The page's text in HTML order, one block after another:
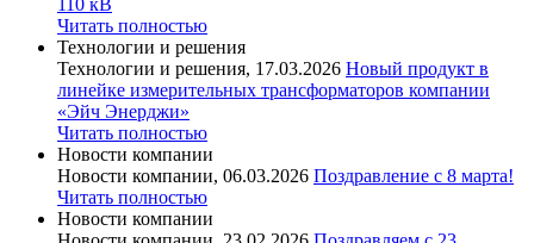
Читать полностью
Технологии и решения
Технологии и решения, 17.03.2026 Новый продукт в
линейке измерительных трансформаторов компании
«Эйч Энерджи»
Читать полностью
Новости компании
Новости компании, 06.03.2026 Поздравление с 8 марта!
Читать полностью
Новости компании